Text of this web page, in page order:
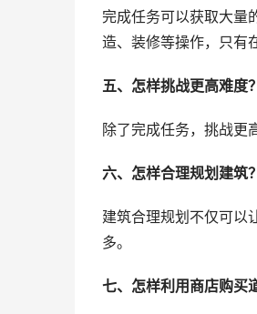
完成任务可以获取大量
造、装修等操作，只有
五、怎样挑战更高难度？
除了完成任务，挑战更
六、怎样合理规划建筑？
建筑合理规划不仅可以
多。
七、怎样利用商店购买